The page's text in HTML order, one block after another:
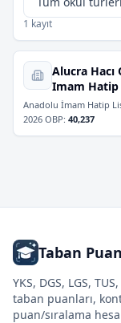
1 kayıt
Alucra
Imam Hatip
Anadolu İmam Hatip
2026 OBP: 40,237
Taban
YKS, DGS, LGS,
taban puanları,
puan/sıralama